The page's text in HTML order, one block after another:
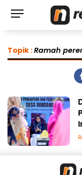
Topik :Ramah